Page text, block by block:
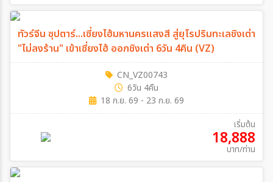
ทัวร์จีน ซุปตาร์...เซี่ยงไฮ้มหานครแสงสี สู่ยุโรปริมทะเลชิงเต่า
"ไม่ลงร้าน" เข้าเซี่ยงไฮ้ ออกชิงเต่า 6วัน 4คืน (VZ)
CN_VZ00743
6วัน 4คืน
18 ก.ย. 69 - 23 ก.ย. 69
เริ่มต้น
18,888
บาท/ท่าน